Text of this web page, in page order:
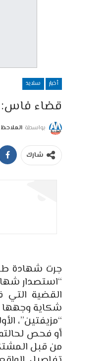
أخبار سلايد
قضاء فاس:
بواسطة
شارك
جرت شهادة
“استصدار
القضية
شكاية وجهها
“مزيفتين”،
أو فحص
من قبل